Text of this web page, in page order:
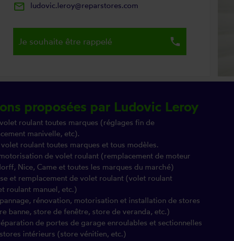
mail_outline ludovic.leroy@reparstores.com
Je souhaite être rappelé local_phone
proposées par Ludovic Leroy
roulant toutes marques (réglages fin de
manivelle, etc).
roulant toutes marques et tous modèles.
de volet roulant (remplacement de moteur
Nice, Came et toutes les marques du marché)
et remplacement de volet roulant (volet roulant
roulant manuel, etc.)
rénovation, motorisation et installation de stores
banne, store de fenêtre, store de veranda, etc.)
de portes de garage enroulables et sectionnelles
intérieurs (store vénitien, etc.)